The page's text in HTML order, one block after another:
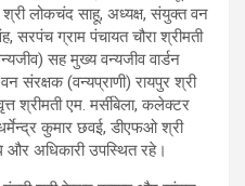
श्री लोकचंद साहू, अध्यक्ष, संयुक्त वन
सरपंच ग्राम पंचायत चौरा श्रीमती
सह मुख्य वन्यजीव वार्डन
संरक्षक (वन्यप्राणी) रायपुर श्री
श्रीमती एम. मर्सीबेला, कलेक्टर
कुमार छवई, डीएफओ श्री
और अधिकारी उपस्थित रहे।